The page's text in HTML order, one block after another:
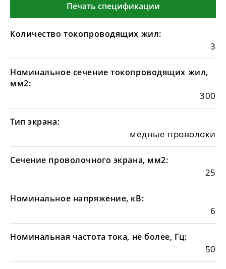
Печать спецификации
Количество токопроводящих жил:
3
Номинальное сечение токопроводящих жил,
мм2:
300
Тип экрана:
медные проволоки
Сечение проволочного экрана, мм2:
25
Номинальное напряжение, кВ:
6
Номинальная частота тока, не более, Гц:
50